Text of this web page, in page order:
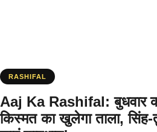
RASHIFAL
Aaj Ka Rashifal: बुधवार
किस्मत का खुलेगा ताला, सिंह-